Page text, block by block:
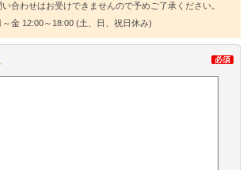
合わせはお受けできませんので予めご了承ください。
金 12:00～18:00 (土、日、祝日休み)
必須